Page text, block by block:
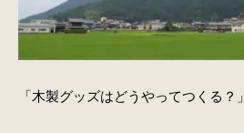
「木製グッズはどうやってつくる？」